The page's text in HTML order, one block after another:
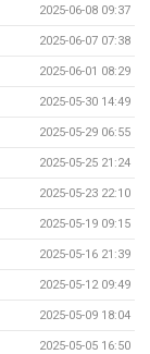
2025-06-08 09:37
2025-06-07 07:38
2025-06-01 08:29
2025-05-30 14:49
2025-05-29 06:55
2025-05-25 21:24
2025-05-23 22:10
2025-05-19 09:15
2025-05-16 21:39
2025-05-12 09:49
2025-05-09 18:04
2025-05-05 16:50